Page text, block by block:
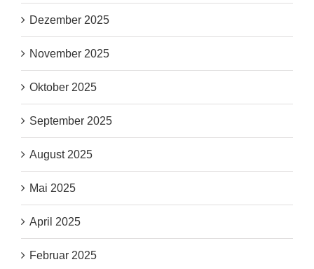
Dezember 2025
November 2025
Oktober 2025
September 2025
August 2025
Mai 2025
April 2025
Februar 2025